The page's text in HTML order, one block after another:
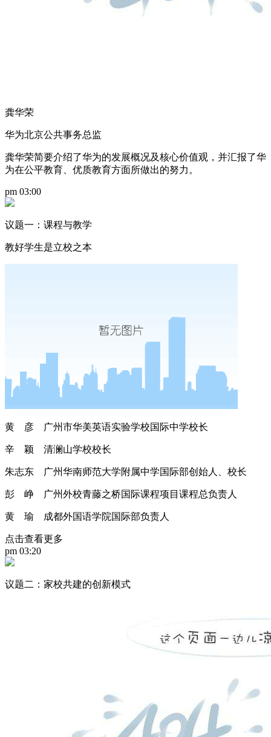
龚华荣
华为北京公共事务总监
龚华荣简要介绍了华为的发展概况及核心价值观，并汇报了华
为在公平教育、优质教育方面所做出的努力。
pm 03:00
议题一：课程与教学
教好学生是立校之本
黄 彦 广州市华美英语实验学校国际中学校长
辛 颖 清澜山学校校长
朱志东 广州华南师范大学附属中学国际部创始人、校长
彭 峥 广州外校青藤之桥国际课程项目课程总负责人
黄 瑜 成都外国语学院国际部负责人
点击查看更多
pm 03:20
议题二：家校共建的创新模式